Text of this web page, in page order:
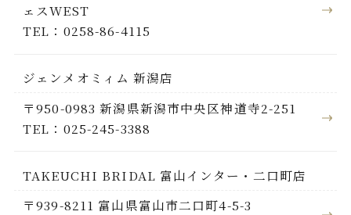
ェスWEST
TEL：0258-86-4115
ジェンメオミィム 新潟店
〒950-0983 新潟県新潟市中央区神道寺2-251
TEL：025-245-3388
TAKEUCHI BRIDAL 富山インター・二口町店
〒939-8211 富山県富山市二口町4-5-3